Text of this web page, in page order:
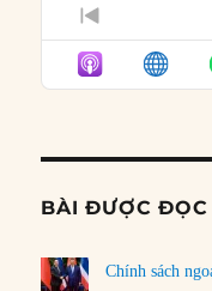
PREVIOUS
EPISODE
BÀI ĐƯỢC ĐỌC
Chính sách